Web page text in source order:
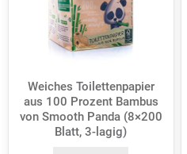
Weiches Toilettenpapier
aus 100 Prozent Bambus
von Smooth Panda (8×200
Blatt, 3-lagig)